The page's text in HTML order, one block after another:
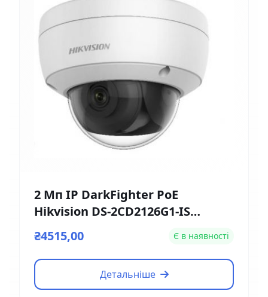
2 Мп IP DarkFighter PoE
Hikvision DS-2CD2126G1-IS
(2.8мм)
₴4515,00 Є в наявності
Детальніше